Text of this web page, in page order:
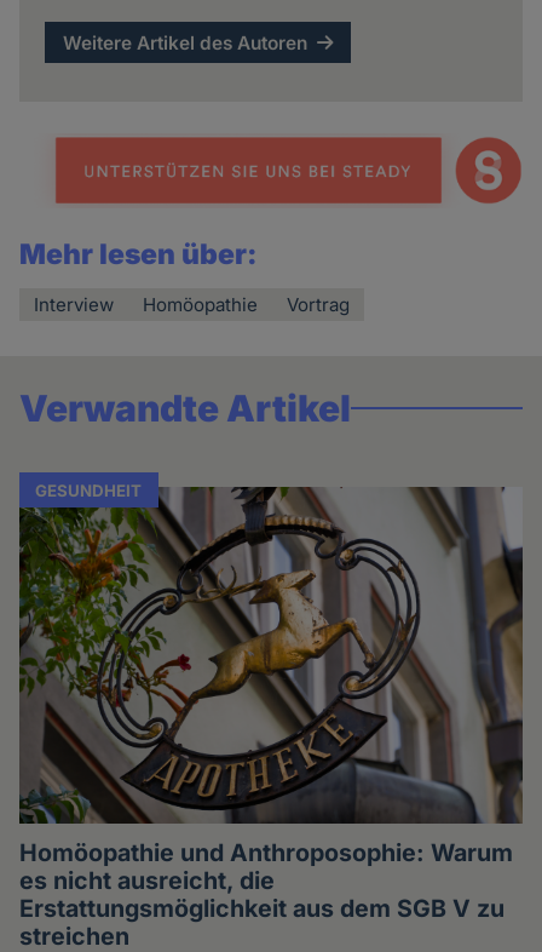
Weitere Artikel des Autoren
Mehr lesen über:
Interview Homöopathie Vortrag
Verwandte Artikel
GESUNDHEIT
Homöopathie und Anthroposophie: Warum
es nicht ausreicht, die
Erstattungsmöglichkeit aus dem SGB V zu
streichen